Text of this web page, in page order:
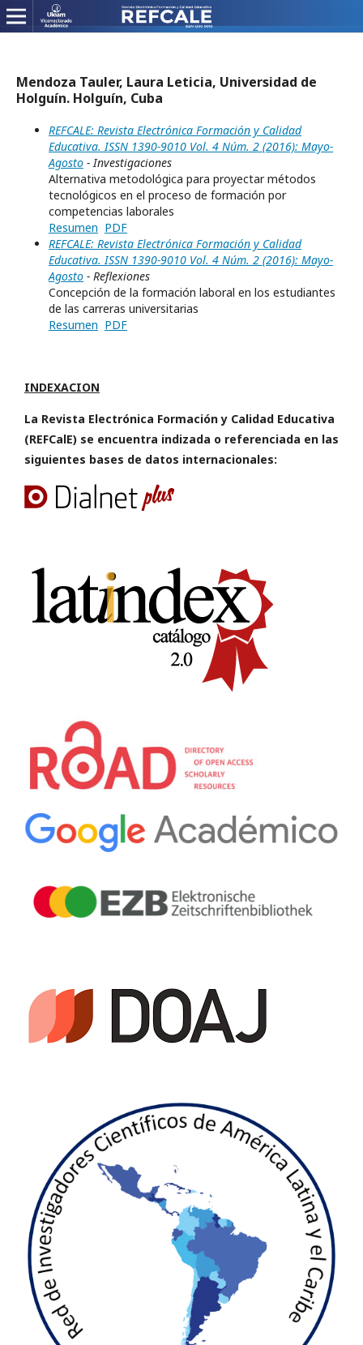
Mendoza Tauler, Laura Leticia, Universidad de
Holguín. Holguín, Cuba
REFCALE: Revista Electrónica Formación y Calidad
Educativa. ISSN 1390-9010 Vol. 4 Núm. 2 (2016): Mayo-
Agosto - Investigaciones
Alternativa metodológica para proyectar métodos
tecnológicos en el proceso de formación por
competencias laborales
Resumen PDF
REFCALE: Revista Electrónica Formación y Calidad
Educativa. ISSN 1390-9010 Vol. 4 Núm. 2 (2016): Mayo-
Agosto - Reflexiones
Concepción de la formación laboral en los estudiantes
de las carreras universitarias
Resumen PDF
INDEXACION
La Revista Electrónica Formación y Calidad Educativa
(REFCalE) se encuentra indizada o referenciada en las
siguientes bases de datos internacionales: